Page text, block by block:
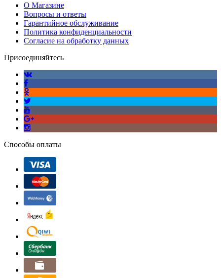
О Магазине
Вопросы и ответы
Гарантийное обслуживание
Политика конфиденциальности
Согласие на обработку данных
Присоединяйтесь
Способы оплаты